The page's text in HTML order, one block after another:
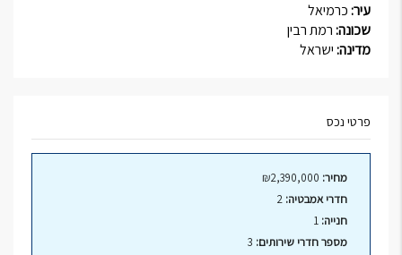
עיר:כרמיאל
שכונה:רמת רבין
מדינה:ישראל
פרטי נכס
מחיר:
חדרי אמבטיה:
חנייה:
מספר חדרי שירותים: